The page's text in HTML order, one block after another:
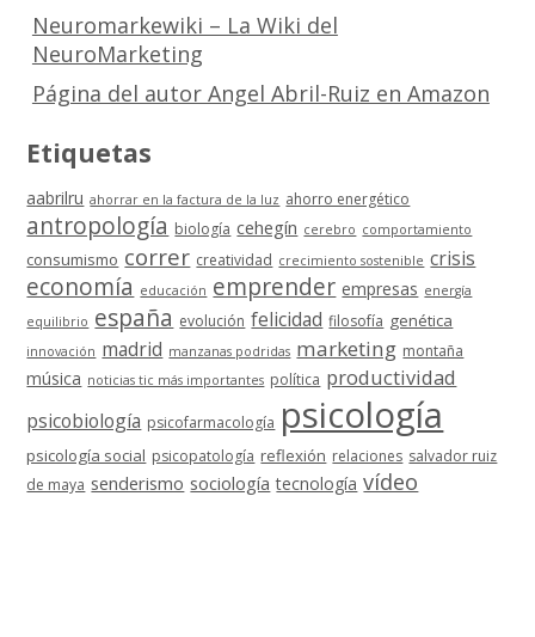
Neuromarkewiki – La Wiki del
NeuroMarketing
Página del autor Angel Abril-Ruiz en Amazon
Etiquetas
aabrilru ahorrar en la factura de la luz ahorro energético
antropología biología cehegín cerebro comportamiento
consumismo correr creatividad crecimiento sostenible crisis
economía educación emprender empresas energía
equilibrio españa evolución felicidad filosofía genética
innovación madrid manzanas podridas marketing montaña
música noticias tic más importantes política productividad
psicobiología psicofarmacología psicología
psicología social psicopatología reflexión relaciones salvador ruiz
de maya senderismo sociología tecnología vídeo